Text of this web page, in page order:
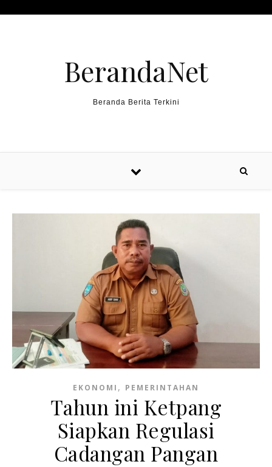
BerandaNet
Beranda Berita Terkini
EKONOMI , PEMERINTAHAN
Tahun ini Ketpang
Siapkan Regulasi
Cadangan Pangan